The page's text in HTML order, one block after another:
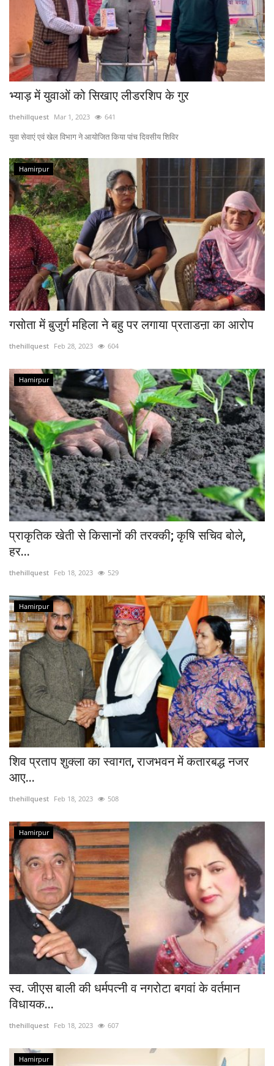
भ्याड़ में युवाओं को सिखाए लीडरशिप के गुर
thehillquest Mar 1, 2023 641
युवा सेवाएं एवं खेल विभाग ने आयोजित किया पांच दिवसीय शिविर
Hamirpur
गसोता में बुजुर्ग महिला ने बहु पर लगाया प्रताडऩा का आरोप
thehillquest Feb 28, 2023 604
Hamirpur
प्राकृतिक खेती से किसानों की तरक्की; कृषि सचिव बोले,
हर...
thehillquest Feb 18, 2023 529
Hamirpur
शिव प्रताप शुक्ला का स्वागत, राजभवन में कतारबद्ध नजर
आए...
thehillquest Feb 18, 2023 508
Hamirpur
स्व. जीएस बाली की धर्मपत्नी व नगरोटा बगवां के वर्तमान
विधायक...
thehillquest Feb 18, 2023 607
Hamirpur